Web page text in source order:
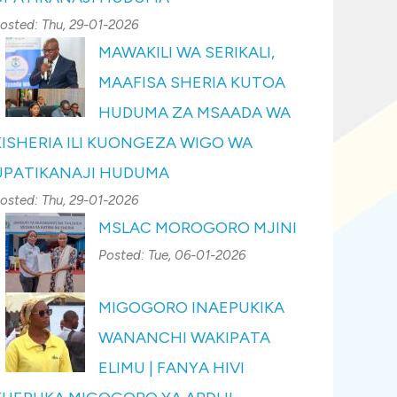
Thu, 29-01-2026
MAWAKILI WA SERIKALI,
MAAFISA SHERIA KUTOA
HUDUMA ZA MSAADA WA
ILI KUONGEZA WIGO WA
HUDUMA
Thu, 29-01-2026
MSLAC MOROGORO MJINI
Posted: Tue, 06-01-2026
MIGOGORO INAEPUKIKA
WANANCHI WAKIPATA
ELIMU | FANYA HIVI